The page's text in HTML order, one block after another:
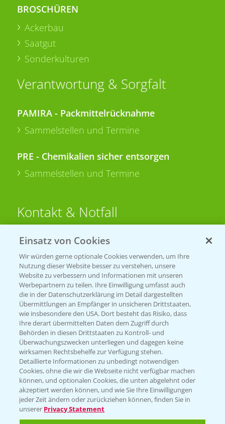
BROSCHÜREN
Ackerbau
Saatgut
Sonderkulturen
Verantwortung & Sorgfalt
PAMIRA - Packmittelrücknahme
Sammelstellen und Termine
PRE - Chemikalien sicher entsorgen
Sammelstellen und Termine
Kontakt & Notfall
Beratung auf WhatsApp
T.+49 (0)174 346 564 1
KONTAKT
Hilfe in Notfällen
T.+49 (0)214/30-20220
Folgen Sie uns
Einsatz von Cookies
Wir würden gerne optionale Cookies verwenden, um Ihre
Nutzung dieser Website besser zu verstehen, unsere
Website zu verbessern und Informationen mit unseren
Werbepartnern zu teilen. Ihre Einwilligung umfasst auch
die in der Datenschutzerklärung im Detail dargestellten
Übermittlungen an Empfänger in unsicheren Drittstaaten,
wie insbesondere den USA. Dort besteht das Risiko, dass
Ihre derart übermittelten Daten dem Zugriff durch
Behörden in diesen Drittstaaten zu Kontroll- und
Überwachungszwecken unterliegen und dagegen keine
wirksamen Rechtsbehelfe zur Verfügung stehen.
Detaillierte Informationen zu unbedingt notwendigen
Cookies, ohne die wir die Webseite nicht verfügbar machen
können, und optionalen Cookies, die unten abgelehnt oder
akzeptiert werden können, und wie Sie Ihre Einwilligungen
jeder Zeit ändern oder zurückziehen können, finden Sie in
unserer Privacy Statement